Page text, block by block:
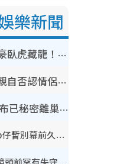
樂新聞
《愛回家》隱形富豪臥虎藏龍！盤點12位財氣逼人的有錢藝人：呢位靚女3億身家唔憂做
葉蒨文拍拖一周年親自否認情侶關係？！被質疑感情造假竟稱GM「普通同事」
30歲男藝人低調宣布已秘密離巢！人氣急跌變失蹤人口︰「這幾年過得並不容易」
《愛回家》童星Philip仔暫別幕前久違現身！15歲近況暴風長高蛻變帥氣少男